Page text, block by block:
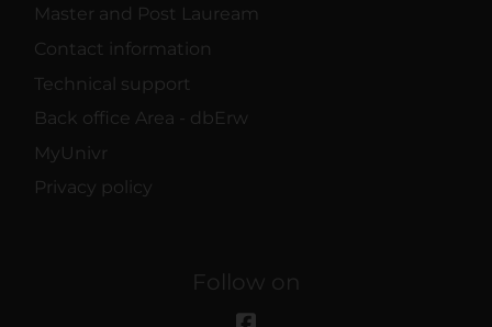
Master and Post Lauream
Contact information
Technical support
Back office Area - dbErw
MyUnivr
Privacy policy
Follow on